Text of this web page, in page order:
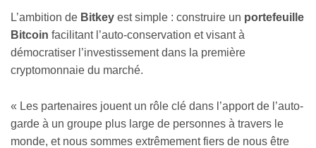
L’ambition de Bitkey est simple : construire un portefeuille
Bitcoin facilitant l’auto-conservation et visant à
démocratiser l’investissement dans la première
cryptomonnaie du marché.
« Les partenaires jouent un rôle clé dans l’apport de l’auto-
garde à un groupe plus large de personnes à travers le
monde, et nous sommes extrêmement fiers de nous être